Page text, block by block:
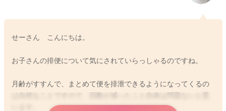
せーさん こんにちは。
お子さんの排便について気にされていらっしゃるのですね。
月齢がすすんで、まとめて便を排泄できるようになってくるの
は自然なことですので、回数が減ったこと自体は問題ないと思